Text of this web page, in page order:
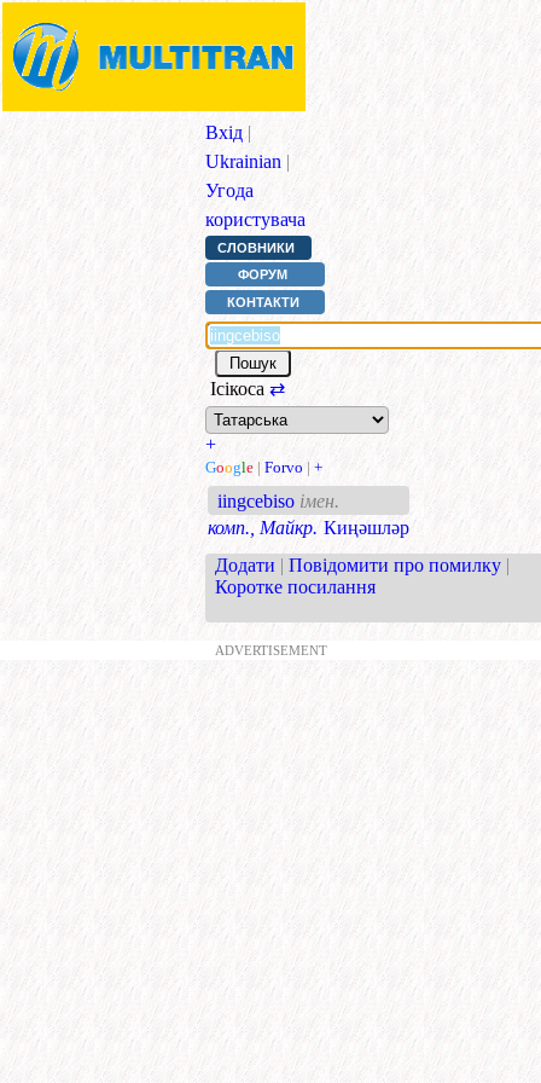
Вхід |
Ukrainian |
Угода
користувача
СЛОВНИКИ
ФОРУМ
КОНТАКТИ
Ісікоса ⇄
+
Google | Forvo | +
iingcebiso імен.
комп., Майкр. Киңәшләр
Додати | Повідомити про помилку |
Коротке посилання
ADVERTISEMENT